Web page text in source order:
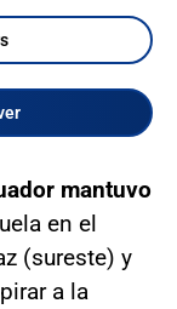
mantuvo
en el
(sureste) y
a la